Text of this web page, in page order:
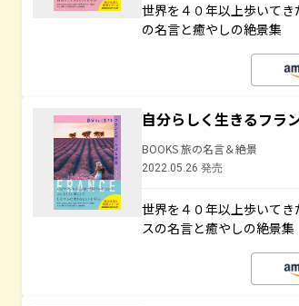
世界を４０年以上歩いて
の名言と癒やしの絶景集
自分らしく生きるフラ
BOOKS 旅の名言＆絶景
2022.05.26 発売
世界を４０年以上歩いて
スの名言と癒やしの絶景集